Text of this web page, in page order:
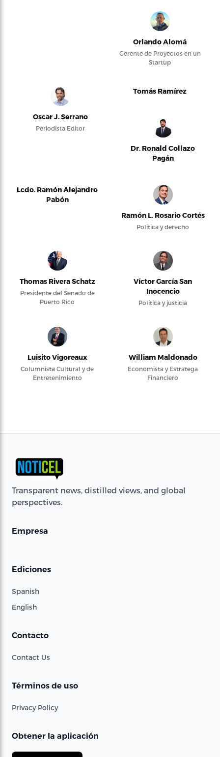
Orlando Alomá
Gerente de Proyectos en un
Startup
Oscar J. Serrano
Periodista Editor
Tomás Ramírez
Dr. Ronald Collazo
Pagán
Lcdo. Ramón Alejandro
Pabón
Ramón L. Rosario Cortés
Política y derecho
Thomas Rivera Schatz
Presidente del Senado de
Puerto Rico
Víctor García San
Inocencio
Política y justicia
Luisito Vigoreaux
Columnista Cultural y de
Entretenimiento
William Maldonado
Economista y Estratega
Financiero
Transparent news, distilled views, and global
perspectives.
Empresa
Ediciones
Spanish
English
Contacto
Contact Us
Términos de uso
Privacy Policy
Obtener la aplicación